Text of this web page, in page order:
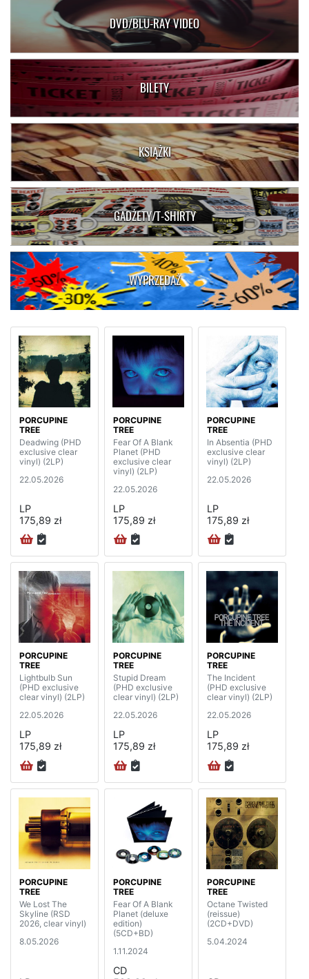
DVD/BLU-RAY VIDEO
BILETY
KSIĄŻKI
GADŻETY/T-SHIRTY
WYPRZEDAŻ
PORCUPINE
TREE
Deadwing (PHD
exclusive clear
vinyl) (2LP)
22.05.2026
LP
175,89 zł
PORCUPINE
TREE
Fear Of A Blank
Planet (PHD
exclusive clear
vinyl) (2LP)
22.05.2026
LP
175,89 zł
PORCUPINE
TREE
In Absentia (PHD
exclusive clear
vinyl) (2LP)
22.05.2026
LP
175,89 zł
PORCUPINE
TREE
Lightbulb Sun
(PHD exclusive
clear vinyl) (2LP)
22.05.2026
LP
175,89 zł
PORCUPINE
TREE
Stupid Dream
(PHD exclusive
clear vinyl) (2LP)
22.05.2026
LP
175,89 zł
PORCUPINE
TREE
The Incident
(PHD exclusive
clear vinyl) (2LP)
22.05.2026
LP
175,89 zł
PORCUPINE
TREE
We Lost The
Skyline (RSD
2026, clear vinyl)
8.05.2026
PORCUPINE
TREE
Fear Of A Blank
Planet (deluxe
edition)
(5CD+BD)
1.11.2024
CD
PORCUPINE
TREE
Octane Twisted
(reissue)
(2CD+DVD)
5.04.2024